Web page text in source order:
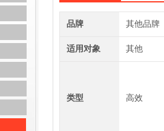
品牌 其他品牌
适用对象 其他
类型 高效